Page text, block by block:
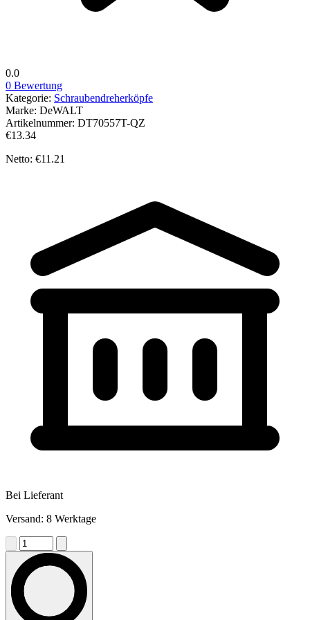
0.0
0 Bewertung
Kategorie: Schraubendreherköpfe
Marke: DeWALT
Artikelnummer: DT70557T-QZ
€13.34
Netto: €11.21
Bei Lieferant
Versand: 8 Werktage